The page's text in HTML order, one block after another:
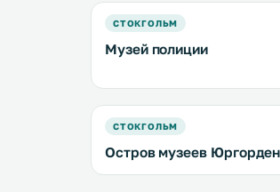
СТОКГОЛЬМ
Музей полиции
СТОКГОЛЬМ
Остров музеев Юргорден